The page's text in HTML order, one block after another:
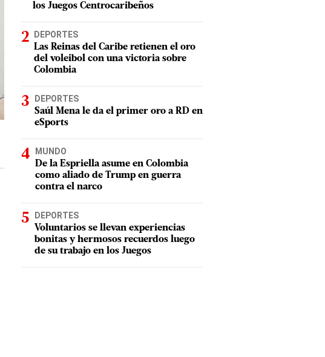
los Juegos Centrocaribeños
DEPORTES
Las Reinas del Caribe retienen el oro
del voleibol con una victoria sobre
Colombia
DEPORTES
Saúl Mena le da el primer oro a RD en
eSports
MUNDO
De la Espriella asume en Colombia
como aliado de Trump en guerra
contra el narco
DEPORTES
Voluntarios se llevan experiencias
bonitas y hermosos recuerdos luego
de su trabajo en los Juegos